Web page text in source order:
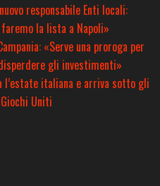
responsabile Enti locali:
la lista a Napoli»
«Serve una proroga per
gli investimenti»
l’estate italiana e arriva sotto gli
Uniti